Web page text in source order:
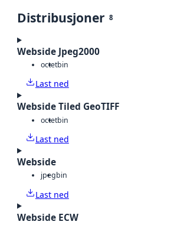
Distribusjoner 8
Webside Jpeg2000
octetbin
Last ned
Webside Tiled GeoTIFF
octetbin
Last ned
Webside
jpegbin
Last ned
Webside ECW